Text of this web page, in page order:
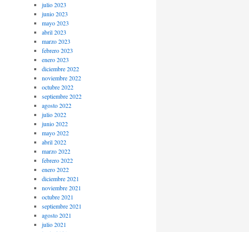
julio 2023
junio 2023
mayo 2023
abril 2023
marzo 2023
febrero 2023
enero 2023
diciembre 2022
noviembre 2022
octubre 2022
septiembre 2022
agosto 2022
julio 2022
junio 2022
mayo 2022
abril 2022
marzo 2022
febrero 2022
enero 2022
diciembre 2021
noviembre 2021
octubre 2021
septiembre 2021
agosto 2021
julio 2021